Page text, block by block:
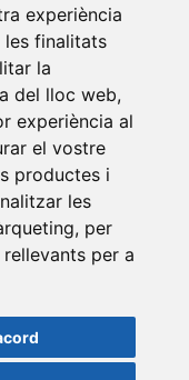
experiència
les finalitats
la
del lloc web,
experiència al
el vostre
productes i
les
, per
per a
estat beneficiària de
té com a
Pimes i gràcies a el
Digital
seu posicionament
2021. Per això ha
DIGITAL de
de fer Europa